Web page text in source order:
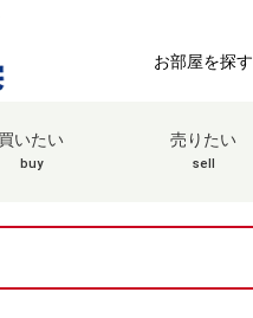
お部屋を探す
買いたい
buy
売りたい
sell